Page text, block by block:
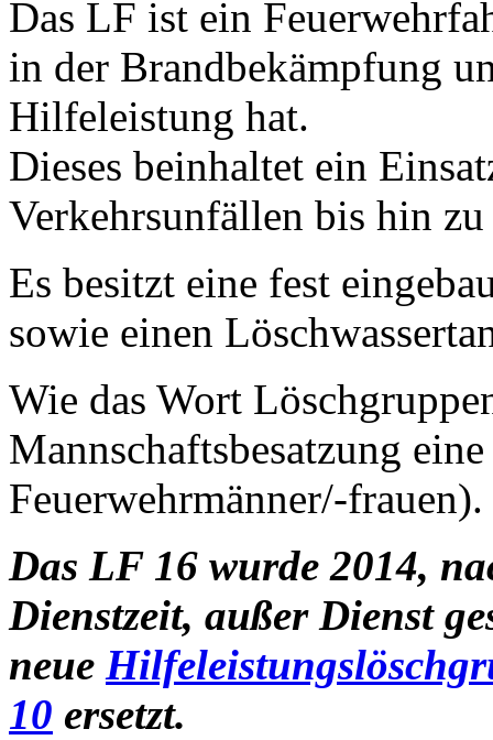
Das LF ist ein
in der Brandbekämpfung
Hilfeleistung hat.
Dieses beinhaltet ein
Verkehrsunfällen bis hin
Es besitzt eine fest
sowie einen
Wie das Wort
Mannschaftsbesatzung
Feuerwehrmänner/-frauen).
Das LF 16 wurde 2014,
Dienstzeit, außer Dienst
neue
10 ersetzt.